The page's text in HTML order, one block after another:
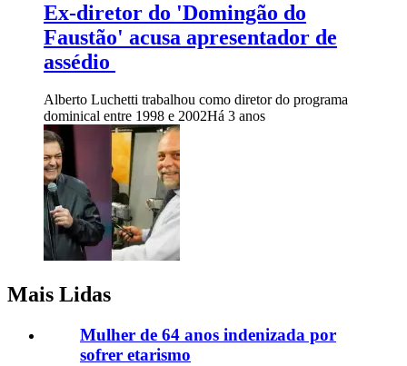
Ex-diretor do 'Domingão do
Faustão' acusa apresentador de
assédio
Alberto Luchetti trabalhou como diretor do programa
dominical entre 1998 e 2002Há 3 anos
Mais Lidas
Mulher de 64 anos indenizada por
sofrer etarismo